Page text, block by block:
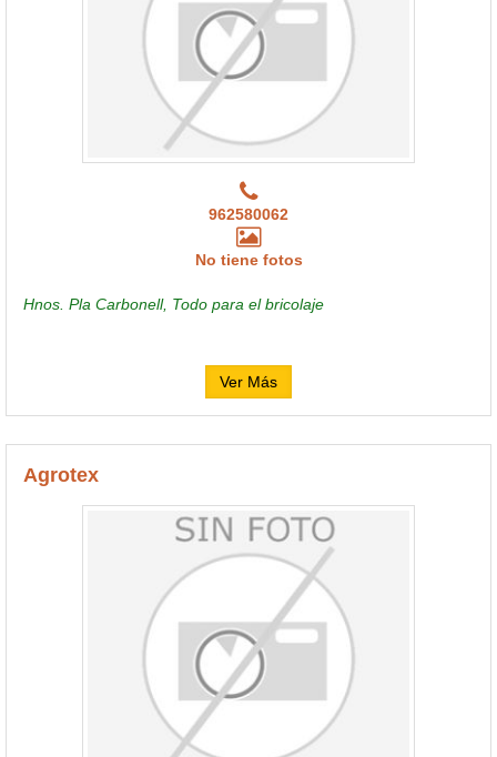
962580062
No tiene fotos
Hnos. Pla Carbonell, Todo para el bricolaje
Ver Más
Agrotex